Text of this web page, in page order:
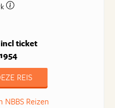
incl ticket
REIS
NBBS Reizen